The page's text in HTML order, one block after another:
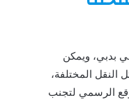
بدبي، ويمكن
النقل المختلفة،
الرسمي لتجنب